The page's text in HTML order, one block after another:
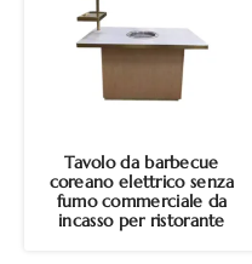
Tavolo da barbecue
coreano elettrico senza
fumo commerciale da
incasso per ristorante